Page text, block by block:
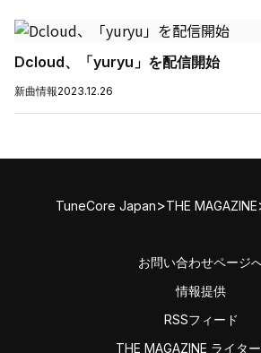
Dcloud、「yuryu」を配信開始
新曲情報2023.12.26
TuneCore Japan>THE MAGAZINE
お問い合わせページ
情報提供
RSSフィード
THE MAGAZINE ライタ